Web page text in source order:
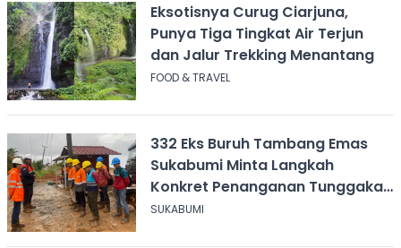
Eksotisnya Curug Ciarjuna,
Punya Tiga Tingkat Air Terjun
dan Jalur Trekking Menantang
FOOD & TRAVEL
332 Eks Buruh Tambang Emas
Sukabumi Minta Langkah
Konkret Penanganan Tunggakan
Gaji Rp8,4 Miliar
SUKABUMI